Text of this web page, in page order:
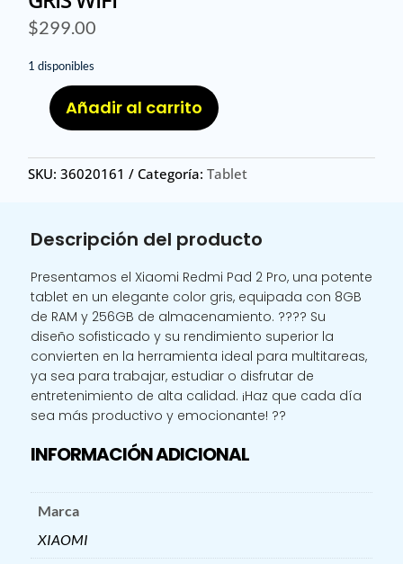
$299.00
1 disponibles
XIA
PAD2
PRO
XIAOMI
PAD
2
Pro
EU
8GB
256GB
cantidad
Añadir al carrito
SKU:36020161 Categoría:Tablet
Descripción del producto
Presentamos el Xiaomi Redmi Pad 2 Pro, una potente
tablet en un elegante color gris, equipada con 8GB
de RAM y 256GB de almacenamiento. ???? Su
diseño sofisticado y su rendimiento superior la
convierten en la herramienta ideal para multitareas,
ya sea para trabajar, estudiar o disfrutar de
entretenimiento de alta calidad. ¡Haz que cada día
sea más productivo y emocionante! ??
INFORMACIÓN ADICIONAL
Marca
XIAOMI